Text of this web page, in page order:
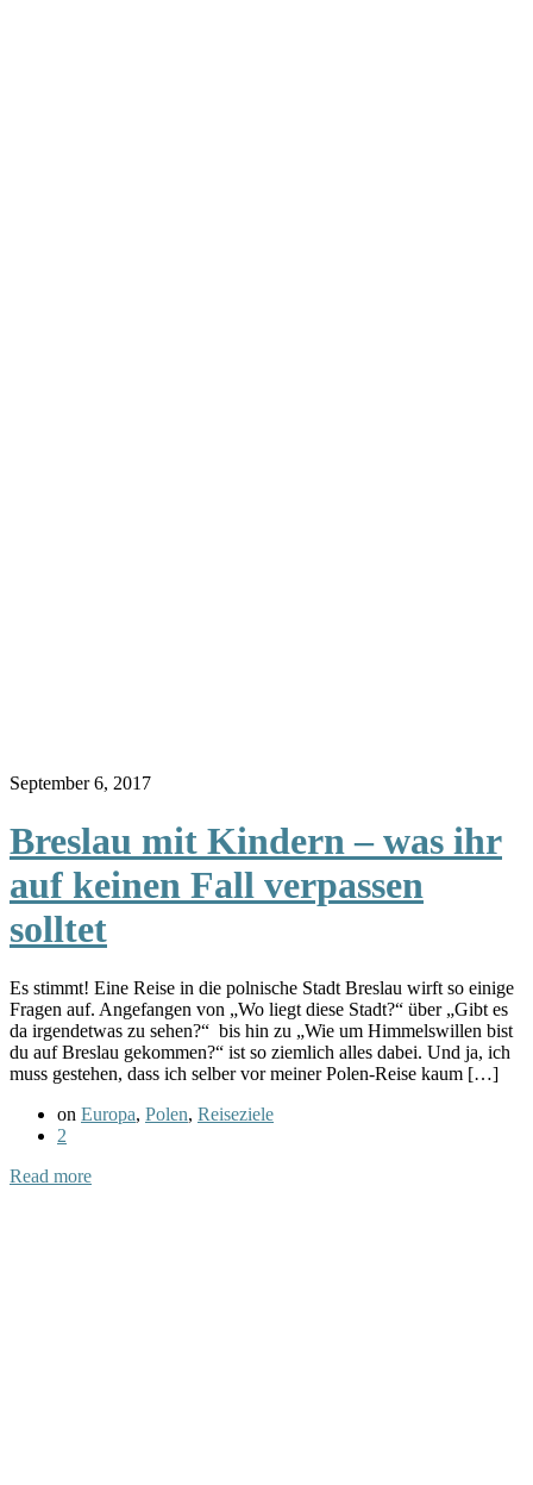
September 6, 2017
Breslau mit Kindern – was ihr
auf keinen Fall verpassen
solltet
Es stimmt! Eine Reise in die polnische Stadt Breslau wirft so einige
Fragen auf. Angefangen von „Wo liegt diese Stadt?“ über „Gibt es
da irgendetwas zu sehen?“ bis hin zu „Wie um Himmelswillen bist
du auf Breslau gekommen?“ ist so ziemlich alles dabei. Und ja, ich
muss gestehen, dass ich selber vor meiner Polen-Reise kaum […]
on Europa, Polen, Reiseziele
2
Read more